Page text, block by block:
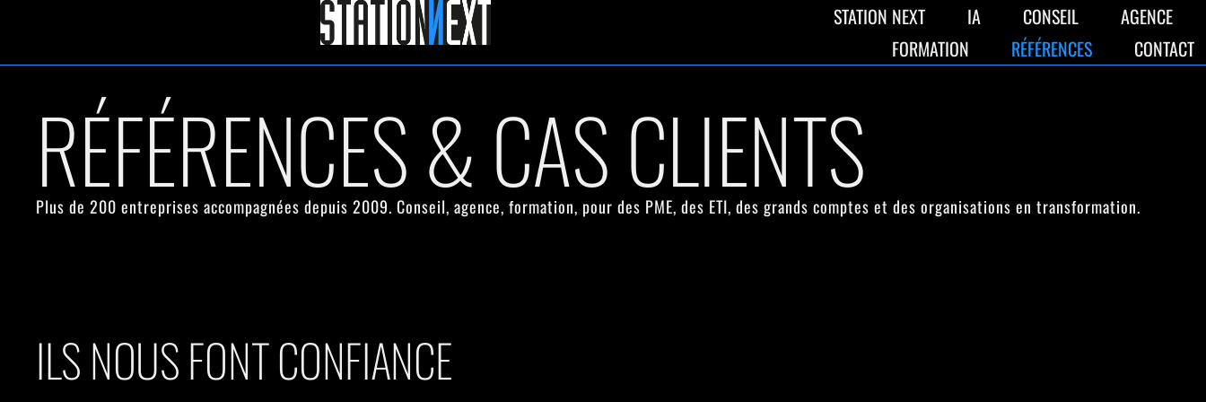
STATION NEXT IA CONSEIL
AGENCE
FORMATION
RÉFÉRENCES CONTACT
RÉFÉRENCES & CAS CLIENTS
Plus de 200 entreprises accompagnées depuis 2009. Conseil, agence, formation, pour des PME, des ETI, des grands comptes et des organisations en transformation.
ILS NOUS FONT CONFIANCE